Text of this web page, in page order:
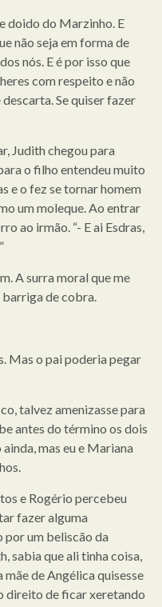
doido do Marzinho. E
não seja em forma de
nós. E é por isso que
com respeito e não
Se quiser fazer
Judith chegou para
o filho entendeu muito
e o fez se tornar homem
um moleque. Ao entrar
ao irmão. “- E ai Esdras,
A surra moral que me
de cobra.
Mas o pai poderia pegar
talvez amenizasse para
antes do término os dois
mas eu e Mariana
e Rogério percebeu
fazer alguma
um beliscão da
sabia que ali tinha coisa,
mãe de Angélica quisesse
direito de ficar xeretando